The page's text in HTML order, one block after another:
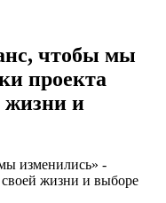
чтобы мы
проекта
жизни и